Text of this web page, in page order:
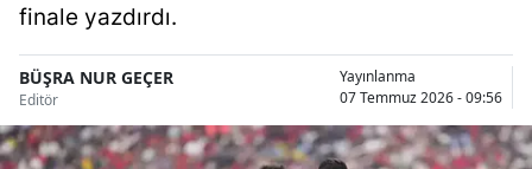
Bilecik
Bingöl
finale yazdırdı.
BÜŞRA NUR GEÇER
Editör
Yayınlanma
07 Temmuz 2026 - 09:56